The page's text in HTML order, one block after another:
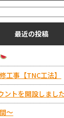
最近の投稿
事【TNC工法】
トを開設しまし
～